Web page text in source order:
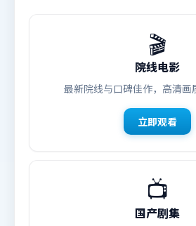
🎬
院线电影
最新院线与口碑佳作，高清画
立即观看
📺
国产剧集